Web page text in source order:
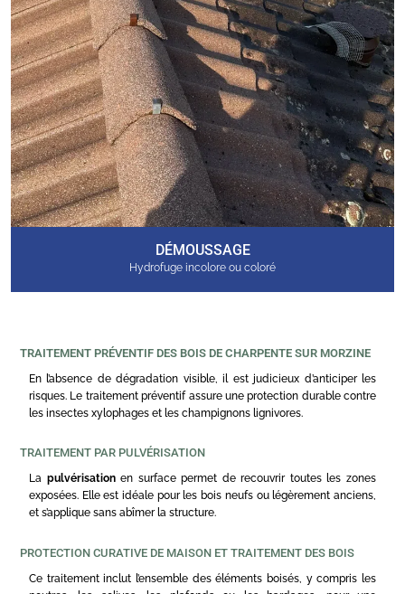
DÉMOUSSAGE
Hydrofuge incolore ou coloré
TRAITEMENT PRÉVENTIF DES BOIS DE CHARPENTE SUR MORZINE
En l’absence de dégradation visible, il est judicieux d’anticiper les
risques. Le traitement préventif assure une protection durable contre
les insectes xylophages et les champignons lignivores.
TRAITEMENT PAR PULVÉRISATION
La pulvérisationen surface permet de recouvrir toutes les zones
exposées. Elle est idéale pour les bois neufs ou légèrement anciens,
et s’applique sans abîmer la structure.
PROTECTION CURATIVE DE MAISON ET TRAITEMENT DES BOIS
Ce traitement inclut l’ensemble des éléments boisés, y compris les